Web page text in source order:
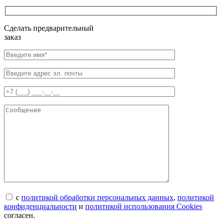
Сделать предварительный
заказ
с политикой обработки персональных данных, политикой
конфиденциальности и политикой использования Cookies
согласен.